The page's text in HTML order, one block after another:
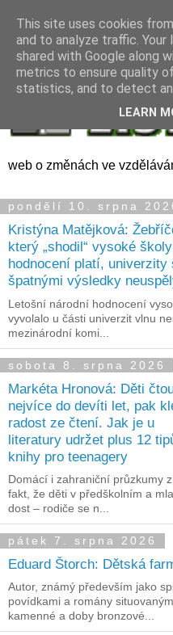
web o změnách ve
pondělí 10. srpna
Kristýna Matějková:
který „shodil“ vysoké
hodnocení platí, univerzity
špatnými výsledky
Letošní národní hodnocení
vyvolalo u části univerzit vlnu
mezinárodní komi...
sobota 8. srpna 2026
Markéta Hronová: Děti
nejvíce do devíti let, pak
radost ze čtení. Jak je u
literatury udržet plus 12
knihy pro teenagery
Domácí i zahraniční průzkumy
fakt, že děti v předškolním a
dost – rodiče se n...
pátek 7. srpna 2026
Eduard Štorch: Dětská
Autor, známý především jako
povídkami a romány
kamenné a doby bronzové...
This site uses cookies
and to analyze traffic. Your
shared with Google along
metrics to ensure quality
statistics, and to detect
LEARN